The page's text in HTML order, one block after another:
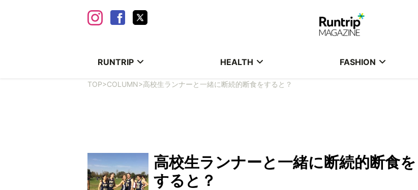
RUNTRIP HEALTH FASHION
TOP>COLUMN>高校生ランナーと一緒に断続的断食をすると？
高校生ランナーと一緒に断続的断食を
すると？